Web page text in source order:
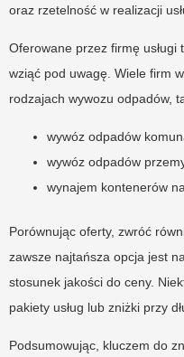
oraz rzetelność w realizacji
Oferowane przez firmę
wziąć pod uwagę. Wiele firm
rodzajach wywozu odpadów,
wywóz odpadów
wywóz odpadów
wynajem kontenerów
Porównując oferty, zwróć
zawsze najtańsza opcja jest
stosunek jakości do ceny.
pakiety usług lub zniżki przy
Podsumowując, kluczem do